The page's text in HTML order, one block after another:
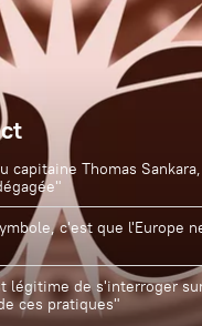
capitaine Thomas
c'est que l'Europe
légitime de s'interroger
ces pratiques"